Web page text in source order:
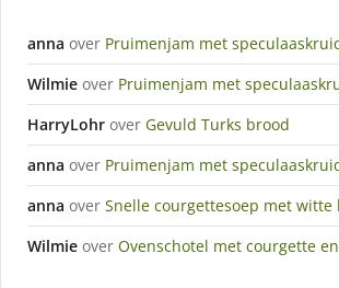
anna over Pruimenjam met
Wilmie over Pruimenjam met
HarryLohr over Gevuld Turks brood
anna over Pruimenjam met
anna over Snelle courgettesoep met witte
Wilmie over Ovenschotel met courgette